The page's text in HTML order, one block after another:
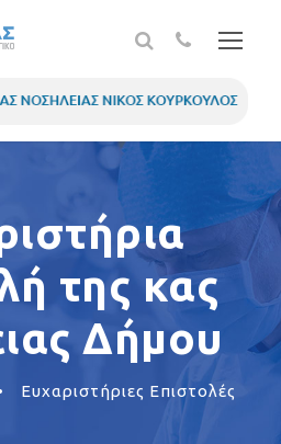
της κας
Δήμου
Ευχαριστήριες Επιστολές